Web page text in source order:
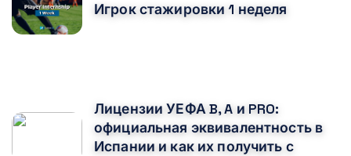
Игрок стажировки 1 неделя
Лицензии УЕФА B, A и PRO:
официальная эквивалентность в
Испании и как их получить с